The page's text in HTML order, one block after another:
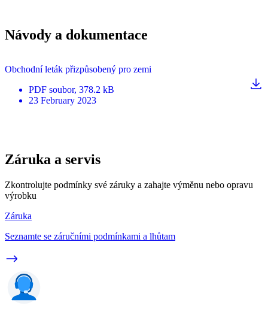
Návody a dokumentace
Obchodní leták přizpůsobený pro zemi
PDF soubor, 378.2 kB
23 February 2023
Záruka a servis
Zkontrolujte podmínky své záruky a zahajte výměnu nebo opravu
výrobku
Záruka
Seznamte se záručními podmínkami a lhůtam